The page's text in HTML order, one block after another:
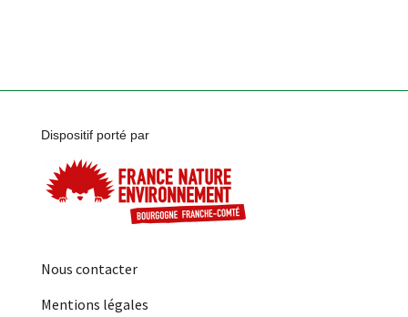
Dispositif porté par
Nous contacter
Mentions légales